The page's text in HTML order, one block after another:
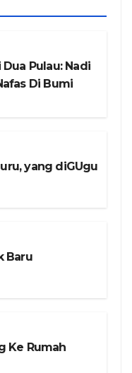
Pulau: Nadi
Di Bumi
yang diGUgu
Baru
Ke Rumah